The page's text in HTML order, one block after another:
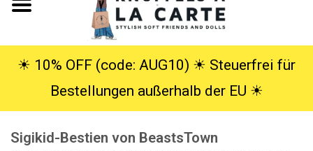
Kuscheltiere
SALE
☀︎ 10% OFF (code: AUG10) ☀︎ Steuerfrei für
Bestellungen außerhalb der EU ☀︎
Sigikid-Bestien von BeastsTown